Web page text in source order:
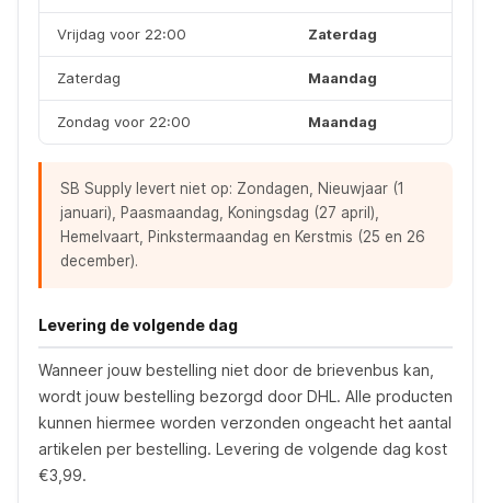
Vrijdag voor 22:00 Zaterdag
Zaterdag Maandag
Zondag voor 22:00 Maandag
SB Supply levert niet op: Zondagen, Nieuwjaar (1
januari), Paasmaandag, Koningsdag (27 april),
Hemelvaart, Pinkstermaandag en Kerstmis (25 en 26
december).
Levering de volgende dag
Wanneer jouw bestelling niet door de brievenbus kan,
wordt jouw bestelling bezorgd door DHL. Alle producten
kunnen hiermee worden verzonden ongeacht het aantal
artikelen per bestelling. Levering de volgende dag kost
€3,99.